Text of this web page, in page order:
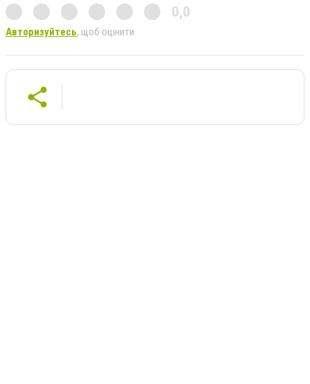
0,0
Авторизуйтесь, щоб оцінити